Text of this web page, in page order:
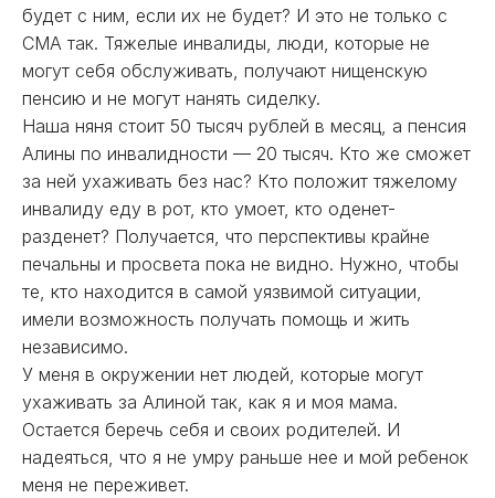
будет с ним, если их не будет? И это не только с
СМА так. Тяжелые инвалиды, люди, которые не
могут себя обслуживать, получают нищенскую
пенсию и не могут нанять сиделку.
Наша няня стоит 50 тысяч рублей в месяц, а пенсия
Алины по инвалидности — 20 тысяч. Кто же сможет
за ней ухаживать без нас? Кто положит тяжелому
инвалиду еду в рот, кто умоет, кто оденет-
разденет? Получается, что перспективы крайне
печальны и просвета пока не видно. Нужно, чтобы
те, кто находится в самой уязвимой ситуации,
имели возможность получать помощь и жить
независимо.
У меня в окружении нет людей, которые могут
ухаживать за Алиной так, как я и моя мама.
Остается беречь себя и своих родителей. И
надеяться, что я не умру раньше нее и мой ребенок
меня не переживет.